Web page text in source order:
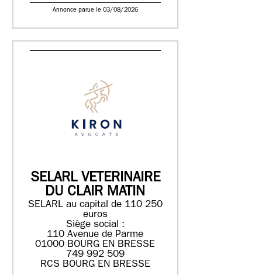
Annonce parue le 03/08/2026
SELARL VETERINAIRE
DU CLAIR MATIN
SELARL au capital de 110 250
euros
Siège social :
110 Avenue de Parme
01000 BOURG EN BRESSE
749 992 509
RCS BOURG EN BRESSE